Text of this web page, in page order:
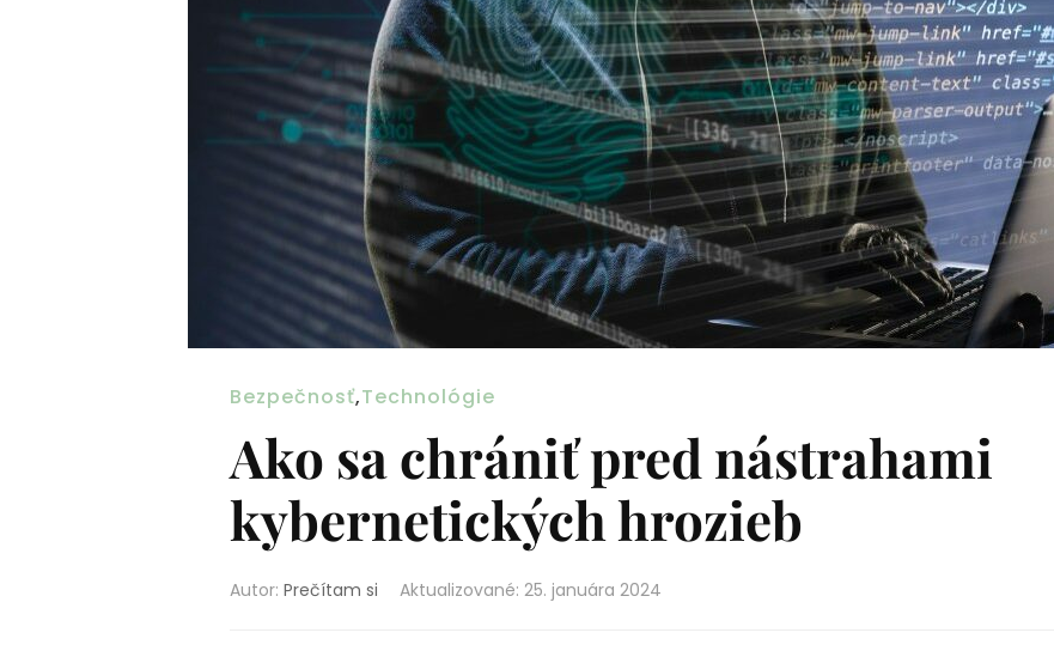
Bezpečnosť,Technológie
Ako sa chrániť pred nástrahami
kybernetických hrozieb
Autor: Prečítam si Aktualizované: 25. januára 2024